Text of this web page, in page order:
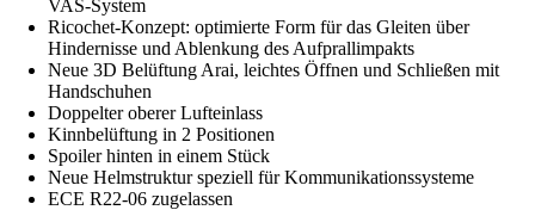
VAS-System
Ricochet-Konzept: optimierte Form für das Gleiten über
Hindernisse und Ablenkung des Aufprallimpakts
Neue 3D Belüftung Arai, leichtes Öffnen und Schließen mit
Handschuhen
Doppelter oberer Lufteinlass
Kinnbelüftung in 2 Positionen
Spoiler hinten in einem Stück
Neue Helmstruktur speziell für Kommunikationssysteme
ECE R22-06 zugelassen